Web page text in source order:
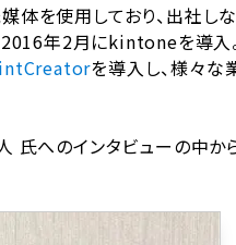
を使用しており、出社し
年2月にkintoneを導入
を導入し、様々
氏へのインタビューの中